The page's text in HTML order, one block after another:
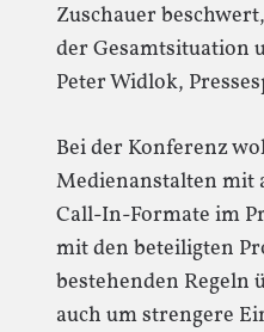
Zuschauer
der Gesamtsituation
Peter Widlok,
Bei der Konferenz
Medienanstalten mit
Call-In-Formate im
mit den beteiligten
bestehenden Regeln
auch um strengere